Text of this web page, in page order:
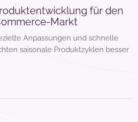
für den
Markt
Anpassungen und schnelle
saisonale Produktzyklen besser